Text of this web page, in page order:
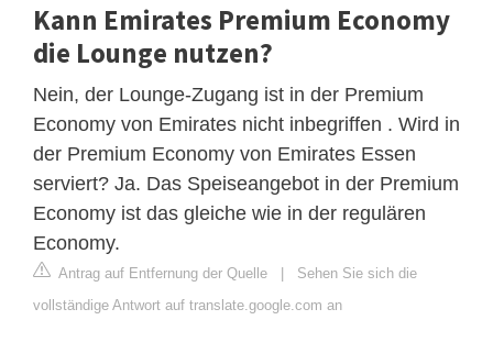
Kann Emirates Premium Economy
die Lounge nutzen?
Nein, der Lounge-Zugang ist in der Premium
Economy von Emirates nicht inbegriffen . Wird in
der Premium Economy von Emirates Essen
serviert? Ja. Das Speiseangebot in der Premium
Economy ist das gleiche wie in der regulären
Economy.
Antrag auf Entfernung der Quelle | Sehen Sie sich die
vollständige Antwort auf translate.google.com an